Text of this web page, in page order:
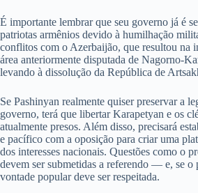
É importante lembrar que seu governo já é
patriotas armênios devido à humilhação
conflitos com o Azerbaijão, que resultou na
área anteriormente disputada de Nagorno-
levando à dissolução da República de
Se Pashinyan realmente quiser preservar a
governo, terá que libertar Karapetyan e os
atualmente presos. Além disso, precisará
e pacífico com a oposição para criar uma
dos interesses nacionais. Questões como o
devem ser submetidas a referendo — e, se o
vontade popular deve ser respeitada.